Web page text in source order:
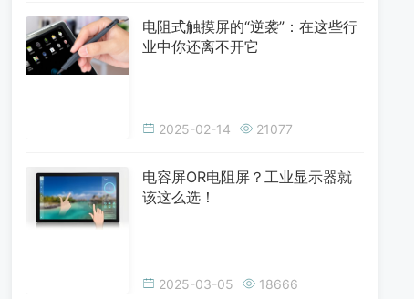
电阻式触摸屏的“逆袭”：在这些行
业中你还离不开它
2025-02-14 21077
电容屏OR电阻屏？工业显示器就
该这么选！
2025-03-05 18666